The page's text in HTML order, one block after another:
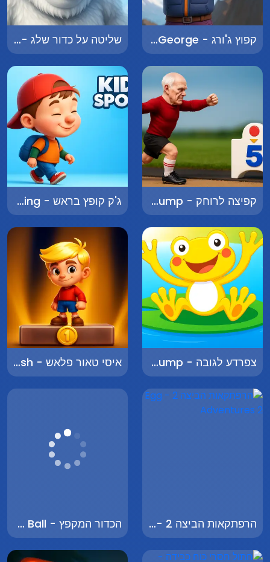
קפוץ ג'ורג - Jump George שליטה על כדור שלג - Snowball Control
קפיצה לרוחק - Long Jump ג'ק קופץ בראש - Jack Jumping
צפרדע לגובה - Frog Jump איסי טאור פלאש - Icy Tower Flash
הרפתקאות הביצה 2 - Egg Adventures 2 הכדור המקפץ - The Bouncing Ball